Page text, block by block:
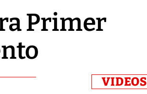
Primer
VIDEOS